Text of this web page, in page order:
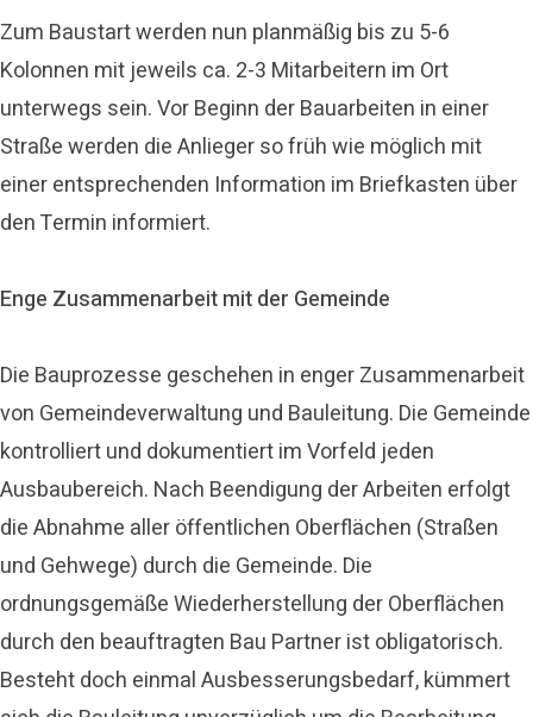
Zum Baustart werden nun planmäßig bis zu 5-6
Kolonnen mit jeweils ca. 2-3 Mitarbeitern im Ort
unterwegs sein. Vor Beginn der Bauarbeiten in einer
Straße werden die Anlieger so früh wie möglich mit
einer entsprechenden Information im Briefkasten über
den Termin informiert.
Enge Zusammenarbeit mit der Gemeinde
Die Bauprozesse geschehen in enger Zusammenarbeit
von Gemeindeverwaltung und Bauleitung. Die Gemeinde
kontrolliert und dokumentiert im Vorfeld jeden
Ausbaubereich. Nach Beendigung der Arbeiten erfolgt
die Abnahme aller öffentlichen Oberflächen (Straßen
und Gehwege) durch die Gemeinde. Die
ordnungsgemäße Wiederherstellung der Oberflächen
durch den beauftragten Bau Partner ist obligatorisch.
Besteht doch einmal Ausbesserungsbedarf, kümmert